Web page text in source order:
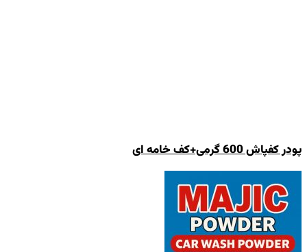
پودر کفپاش 600 گرمی+کف خامه ای